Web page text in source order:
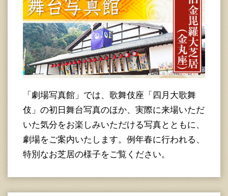
「劇場写真館」では、歌舞伎座「四月大歌舞
伎」の初日舞台写真のほか、実際に来場いただ
いた気分をお楽しみいただける写真とともに、
劇場をご案内いたします。例年春に行われる、
特別なお芝居の様子をご覧ください。